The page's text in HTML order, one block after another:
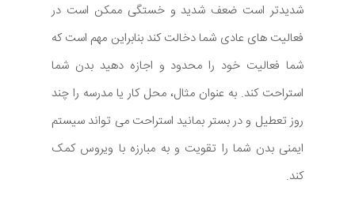
شدیدتر است ضعف شدید و خستگی ممکن است در
فعالیت های عادی شما دخالت کند بنابراین مهم است که
شما فعالیت خود را محدود و اجازه دهید بدن شما
استراحت کند. به عنوان مثال، محل کار یا مدرسه را چند
روز تعطیل و در بستر بمانید استراحت می تواند سیستم
ایمنی بدن شما را تقویت و به مبارزه با ویروس کمک
کند.